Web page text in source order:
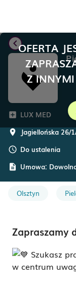
OFERTA
Z
chevron_left
add_box LUX MED
room Jagiellońska 26/
schedule Do ustalenia
description Umowa:
Olsztyn
Zapraszamy
Szukasz
w centrum